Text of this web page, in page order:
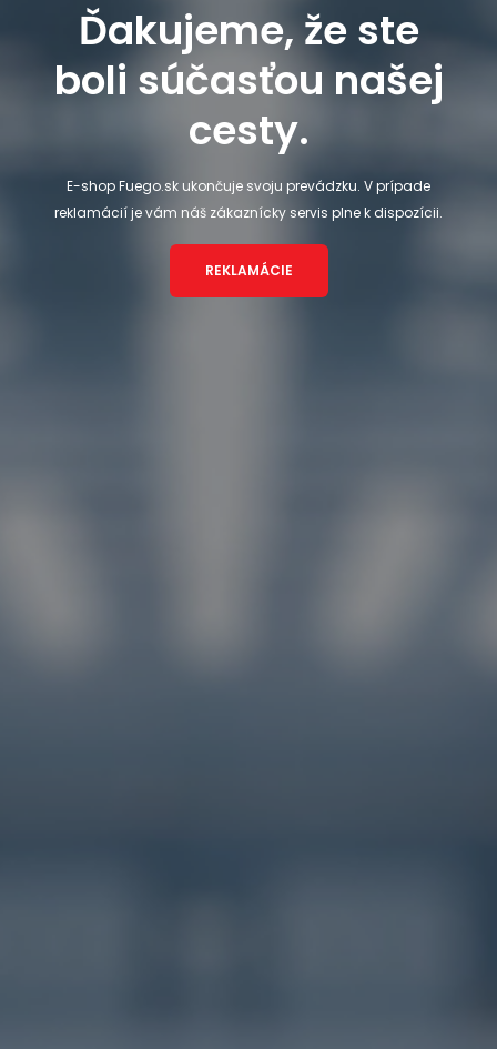
Ďakujeme, že ste
boli súčasťou našej
cesty.
E-shop Fuego.sk ukončuje svoju prevádzku. V prípade
reklamácií je vám náš zákaznícky servis plne k dispozícii.
REKLAMÁCIE